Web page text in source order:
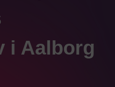
i Aalborg